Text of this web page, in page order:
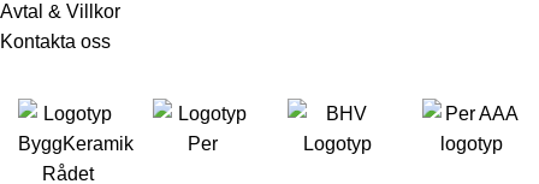
Avtal & Villkor
Kontakta oss